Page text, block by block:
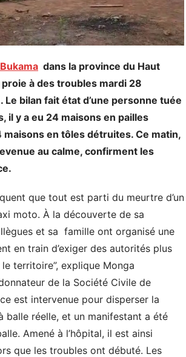
dans la province du Haut
à des troubles mardi 28
bilan fait état d’une personne tuée
il y a eu 24 maisons en pailles
maisons en tôles détruites. Ce matin,
au calme, confirment les
que tout est parti du meurtre d’un
moto. À la découverte de sa
et sa famille ont organisé une
en train d’exiger des autorités plus
territoire”, explique Monga
de la Société Civile de
est intervenue pour disperser la
balle réelle, et un manifestant a été
Amené à l’hôpital, il est ainsi
que les troubles ont débuté. Les